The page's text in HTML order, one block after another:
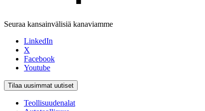
Seuraa kansainvälisiä kanaviamme
LinkedIn
X
Facebook
Youtube
Tilaa uusimmat uutiset
Teollisuudenalat